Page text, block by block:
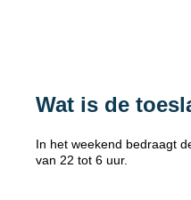
Wat is de
In het weekend bedraagt
van 22 tot 6 uur.